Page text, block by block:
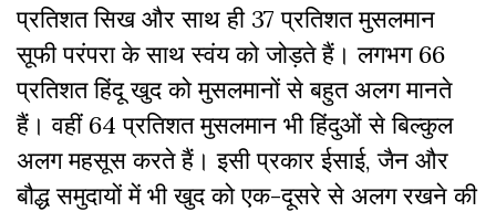
प्रतिशत सिख और साथ ही 37 प्रतिशत मुसलमान
सूफी परंपरा के साथ स्वंय को जोड़ते हैं। लगभग 66
प्रतिशत हिंदू खुद को मुसलमानों से बहुत अलग मानते
हैं ।वहीं 64 प्रतिशत मुसलमान भी हिंदुओं से बिल्कुल
अलग महसूस करते हैं। इसी प्रकार ईसाई,जैन और
बौद्ध समुदायों में भी खुद को एक-दूसरे से अलग रखने की